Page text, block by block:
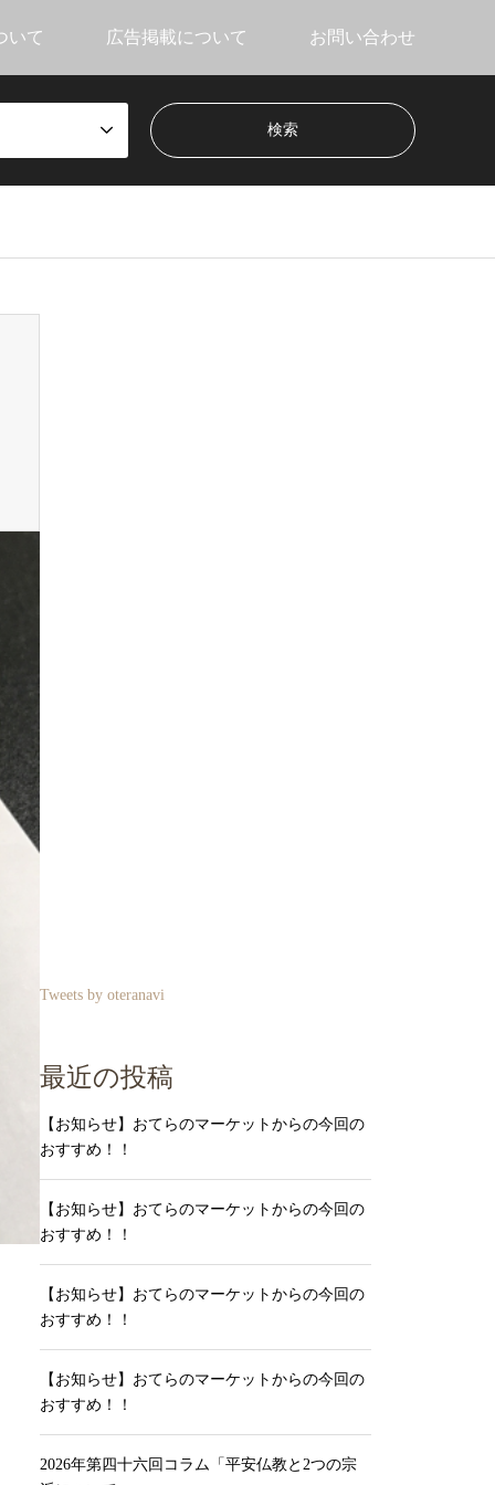
いて 広告掲載について お問い合わせ
Tweets by oteranavi
最近の投稿
【お知らせ】おてらのマーケットからの今回の
おすすめ！！
【お知らせ】おてらのマーケットからの今回の
おすすめ！！
【お知らせ】おてらのマーケットからの今回の
おすすめ！！
【お知らせ】おてらのマーケットからの今回の
おすすめ！！
2026年第四十六回コラム「平安仏教と2つの宗